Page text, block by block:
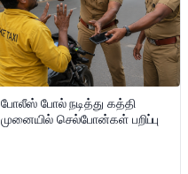
போலீஸ் போல் நடித்து கத்தி
முனையில் செல்போன்கள் பறிப்பு